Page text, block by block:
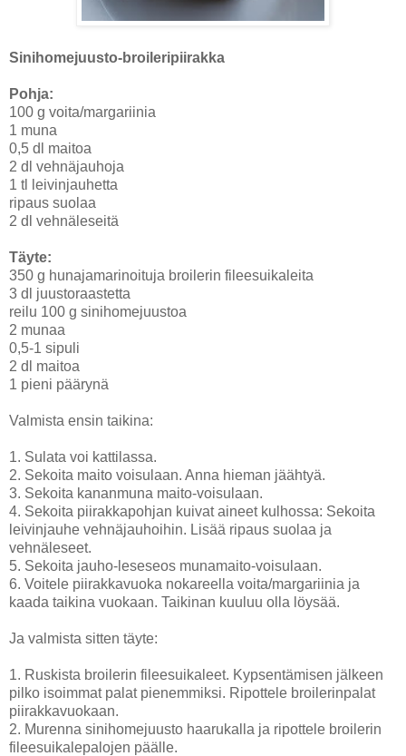
Sinihomejuusto-broileripiirakka
Pohja:
100 g voita/margariinia
1 muna
0,5 dl maitoa
2 dl vehnäjauhoja
1 tl leivinjauhetta
ripaus suolaa
2 dl vehnäleseitä
Täyte:
350 g hunajamarinoituja broilerin fileesuikaleita
3 dl juustoraastetta
reilu 100 g sinihomejuustoa
2 munaa
0,5-1 sipuli
2 dl maitoa
1 pieni päärynä
Valmista ensin taikina:
1. Sulata voi kattilassa.
2. Sekoita maito voisulaan. Anna hieman jäähtyä.
3. Sekoita kananmuna maito-voisulaan.
4. Sekoita piirakkapohjan kuivat aineet kulhossa: Sekoita
leivinjauhe vehnäjauhoihin. Lisää ripaus suolaa ja
vehnäleseet.
5. Sekoita jauho-leseseos munamaito-voisulaan.
6. Voitele piirakkavuoka nokareella voita/margariinia ja
kaada taikina vuokaan. Taikinan kuuluu olla löysää.
Ja valmista sitten täyte:
1. Ruskista broilerin fileesuikaleet. Kypsentämisen jälkeen
pilko isoimmat palat pienemmiksi. Ripottele broilerinpalat
piirakkavuokaan.
2. Murenna sinihomejuusto haarukalla ja ripottele broilerin
fileesuikalepalojen päälle.